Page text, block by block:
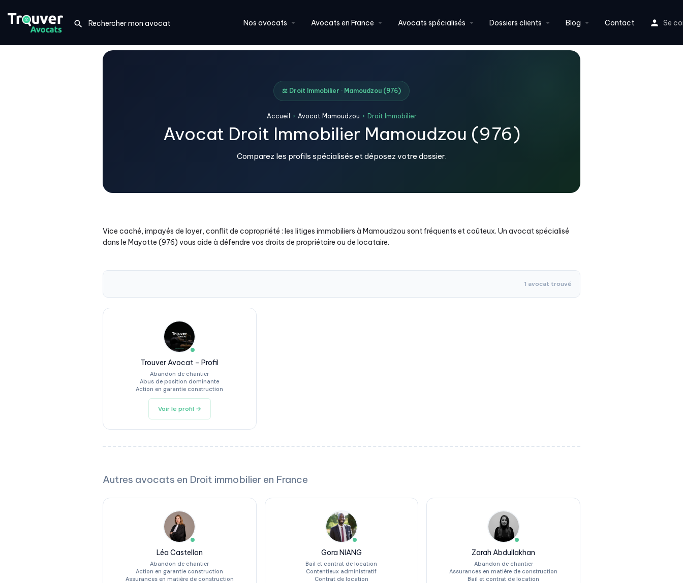
Nos avocats Avocats en France Avocats spécialisés Dossiers clients Blog Contact Se
⚖️ Droit Immobilier · Mamoudzou (976)
Accueil › Avocat Mamoudzou › Droit Immobilier
Avocat Droit Immobilier Mamoudzou (976)
Comparez les profils spécialisés et déposez votre dossier.
Vice caché, impayés de loyer, conflit de copropriété : les litiges immobiliers à Mamoudzou sont fréquents et coûteux. Un avocat spécialisé
dans le Mayotte (976) vous aide à défendre vos droits de propriétaire ou de locataire.
1 avocat trouvé
Trouver Avocat – Profil
Abandon de chantier
Abus de position dominante
Action en garantie construction
Voir le profil →
Autres avocats en Droit immobilier en France
Léa Castellon
Abandon de chantier
Action en garantie construction
Assurances en matière de construction
Gora NIANG
Bail et contrat de location
Contentieux administratif
Contrat de location
Zarah Abdullakhan
Abandon de chantier
Assurances en matière de construction
Bail et contrat de location